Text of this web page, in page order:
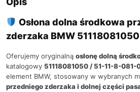
Osłona dolna środkowa
zderzaka BMW
Oferujemy oryginalną osłonę dolną
katalogowy 51118081050 / 51-11-8-081-
element BMW, stosowany w wybranych
przedniego zderzaka i dolnej części